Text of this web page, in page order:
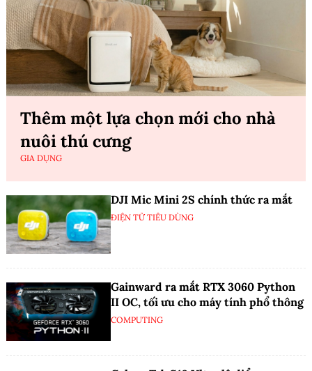
Thêm một lựa chọn mới cho nhà
nuôi thú cưng
GIA DỤNG
DJI Mic Mini 2S chính thức ra mắt
ĐIỆN TỬ TIÊU DÙNG
Gainward ra mắt RTX 3060 Python
II OC, tối ưu cho máy tính phổ thông
COMPUTING